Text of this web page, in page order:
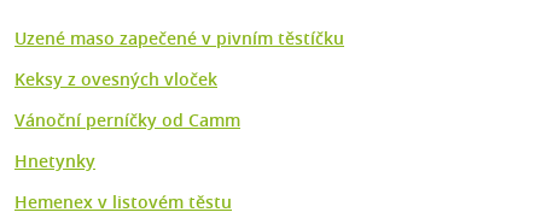
Uzené maso zapečené v pivním těstíčku
Keksy z ovesných vloček
Vánoční perníčky od Camm
Hnetynky
Hemenex v listovém těstu